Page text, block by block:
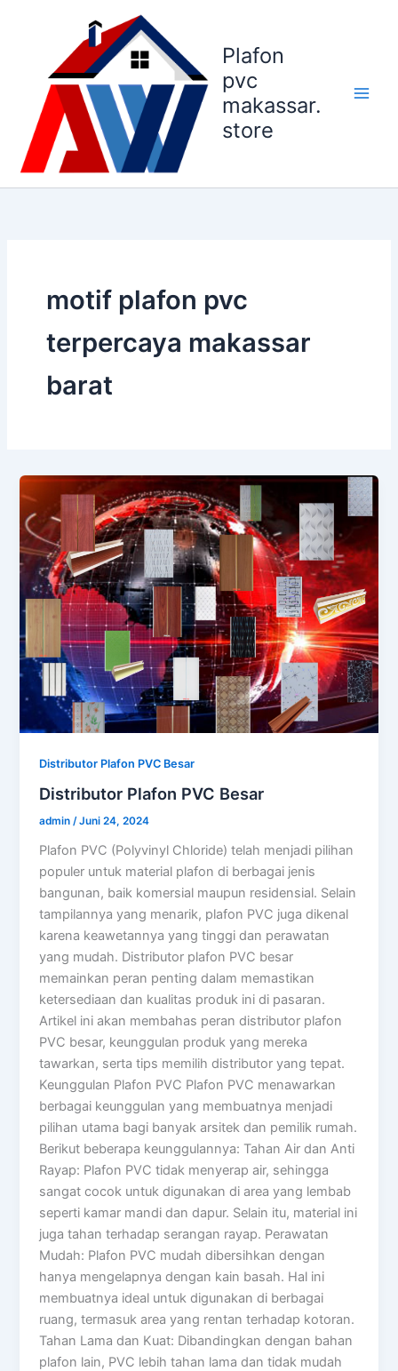
Plafon
pvc
makassar.
store
motif plafon pvc
terpercaya makassar
barat
Distributor Plafon PVC Besar
Distributor Plafon PVC Besar
admin/Juni 24, 2024
Plafon PVC (Polyvinyl Chloride) telah menjadi pilihan
populer untuk material plafon di berbagai jenis
bangunan, baik komersial maupun residensial. Selain
tampilannya yang menarik, plafon PVC juga dikenal
karena keawetannya yang tinggi dan perawatan
yang mudah. Distributor plafon PVC besar
memainkan peran penting dalam memastikan
ketersediaan dan kualitas produk ini di pasaran.
Artikel ini akan membahas peran distributor plafon
PVC besar, keunggulan produk yang mereka
tawarkan, serta tips memilih distributor yang tepat.
Keunggulan Plafon PVC Plafon PVC menawarkan
berbagai keunggulan yang membuatnya menjadi
pilihan utama bagi banyak arsitek dan pemilik rumah.
Berikut beberapa keunggulannya: Tahan Air dan Anti
Rayap: Plafon PVC tidak menyerap air, sehingga
sangat cocok untuk digunakan di area yang lembab
seperti kamar mandi dan dapur. Selain itu, material ini
juga tahan terhadap serangan rayap. Perawatan
Mudah: Plafon PVC mudah dibersihkan dengan
hanya mengelapnya dengan kain basah. Hal ini
membuatnya ideal untuk digunakan di berbagai
ruang, termasuk area yang rentan terhadap kotoran.
Tahan Lama dan Kuat: Dibandingkan dengan bahan
plafon lain, PVC lebih tahan lama dan tidak mudah